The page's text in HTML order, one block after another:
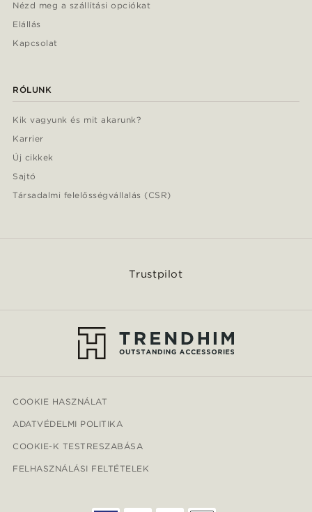
Nézd meg a szállítási opciókat
Elállás
Kapcsolat
RÓLUNK
Kik vagyunk és mit akarunk?
Karrier
Új cikkek
Sajtó
Társadalmi felelősségvállalás (CSR)
Trustpilot
COOKIE HASZNÁLAT
ADATVÉDELMI POLITIKA
COOKIE-K TESTRESZABÁSA
FELHASZNÁLÁSI FELTÉTELEK